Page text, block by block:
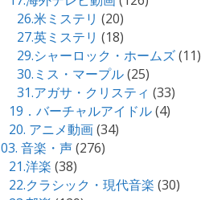
26.米ミステリ (20)
27.英ミステリ (18)
29.シャーロック・ホームズ(11)
30.ミス・マープル(25)
31.アガサ・クリスティ (33)
19．バーチャルアイドル(4)
20. アニメ動画(34)
03. 音楽・声(276)
21.洋楽 (38)
22.クラシック・現代音楽 (30)